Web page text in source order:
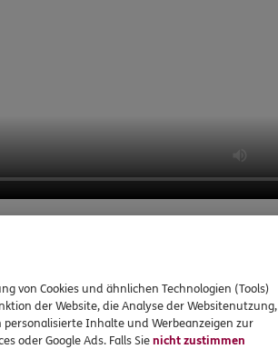
Sie auch interessieren
von Cookies und ähnlichen Technologien (Tools)
der Website, die Analyse der Websitenutzung,
Inhalte und Werbeanzeigen zur
oder Google Ads. Falls Sienicht zustimmen